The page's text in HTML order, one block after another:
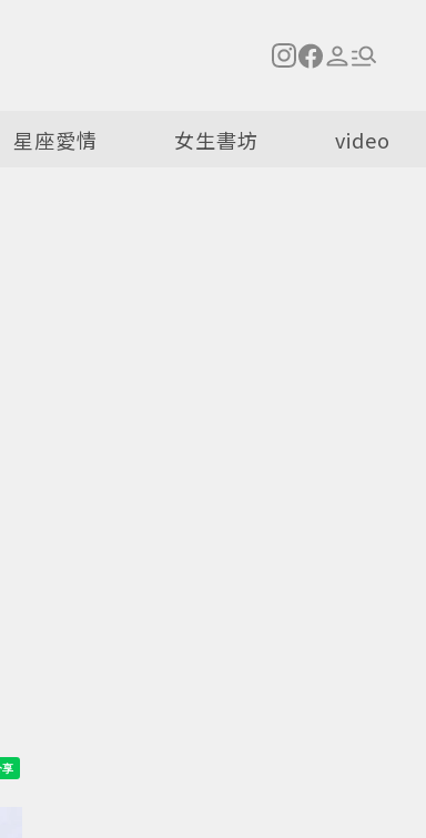
星座愛情 女生書坊 video